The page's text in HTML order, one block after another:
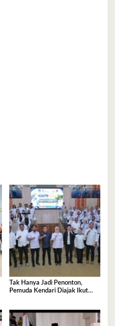
Tak Hanya Jadi Penonton,
Pemuda Kendari Diajak Ikut